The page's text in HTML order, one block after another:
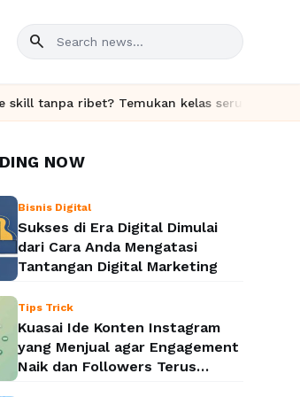
search
ribet? Temukan kelas seru dan materi
NOW
Bisnis Digital
Sukses di Era Digital Dimulai
dari Cara Anda Mengatasi
Tantangan Digital Marketing
Tips Trick
Kuasai Ide Konten Instagram
yang Menjual agar Engagement
Naik dan Followers Terus